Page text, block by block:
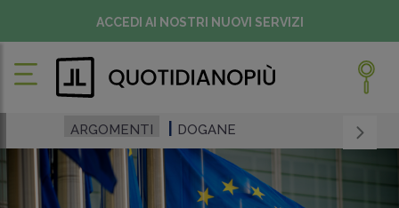
ACCEDI AI NOSTRI NUOVI SERVIZI
ARGOMENTI DOGANE